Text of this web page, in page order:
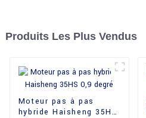
Produits Les Plus Vendus
Moteur pas à pas
hybride Haisheng 35HS